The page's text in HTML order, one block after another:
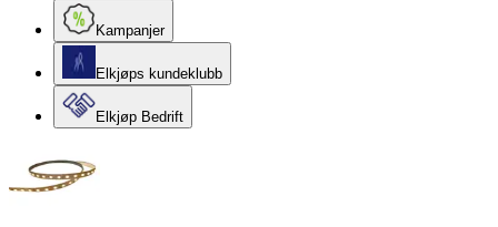
Kampanjer
Elkjøps kundeklubb
Elkjøp Bedrift